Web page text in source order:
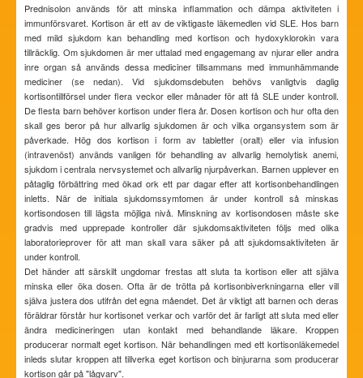
Prednisolon används för att minska inflammation och dämpa aktiviteten i
immunförsvaret. Kortison är ett av de viktigaste läkemedlen vid SLE. Hos barn
med mild sjukdom kan behandling med kortison och hydoxyklorokin vara
tillräcklig. Om sjukdomen är mer uttalad med engagemang av njurar eller andra
inre organ så används dessa mediciner tillsammans med immunhämmande
mediciner (se nedan). Vid sjukdomsdebuten behövs vanligtvis daglig
kortisontillförsel under flera veckor eller månader för att få SLE under kontroll.
De flesta barn behöver kortison under flera år. Dosen kortison och hur ofta den
skall ges beror på hur allvarlig sjukdomen är och vilka organsystem som är
påverkade. Hög dos kortison i form av tabletter (oralt) eller via infusion
(intravenöst) används vanligen för behandling av allvarlig hemolytisk anemi,
sjukdom i centrala nervsystemet och allvarlig njurpåverkan. Barnen upplever en
påtaglig förbättring med ökad ork ett par dagar efter att kortisonbehandlingen
inletts. När de initiala sjukdomssymtomen är under kontroll så minskas
kortisondosen till lägsta möjliga nivå. Minskning av kortisondosen måste ske
gradvis med upprepade kontroller där sjukdomsaktiviteten följs med olika
laboratorieprover för att man skall vara säker på att sjukdomsaktiviteten är
under kontroll.
Det händer att särskilt ungdomar frestas att sluta ta kortison eller att själva
minska eller öka dosen. Ofta är de trötta på kortisonbiverkningarna eller vill
själva justera dos utifrån det egna måendet. Det är viktigt att barnen och deras
föräldrar förstår hur kortisonet verkar och varför det är farligt att sluta med eller
ändra medicineringen utan kontakt med behandlande läkare. Kroppen
producerar normalt eget kortison. När behandlingen med ett kortisonläkemedel
inleds slutar kroppen att tillverka eget kortison och binjurarna som producerar
kortison går på "lågvarv".